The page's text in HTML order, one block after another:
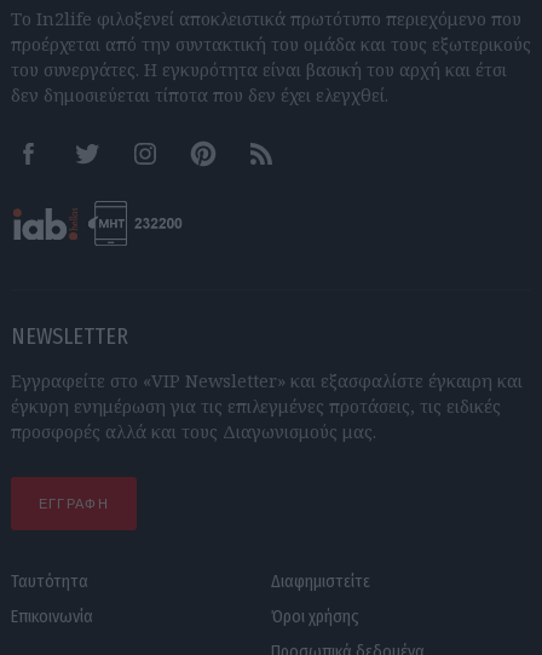
Το In2life φιλοξενεί αποκλειστικά πρωτότυπο περιεχόμενο που
προέρχεται από την συντακτική του ομάδα και τους εξωτερικούς
του συνεργάτες. Η εγκυρότητα είναι βασική του αρχή και έτσι
δεν δημοσιεύεται τίποτα που δεν έχει ελεγχθεί.
FacebookTwitter InstagramPinterestRSS feeds
NEWSLETTER
Εγγραφείτε στο «VIP Newsletter» και εξασφαλίστε έγκαιρη και
έγκυρη ενημέρωση για τις επιλεγμένες προτάσεις, τις ειδικές
προσφορές αλλά και τους Διαγωνισμούς μας.
ΕΓΓΡΑΦΗ
Ταυτότητα
Επικοινωνία
Διαφημιστείτε
Όροι χρήσης